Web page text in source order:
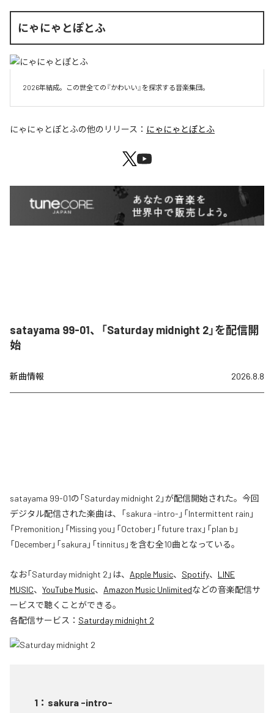
にゃにゃとぽとふ
2026年結成。この世全ての『かわいい』を探求する音楽集団。
にゃにゃとぽとふの他のリリース： にゃにゃとぽとふ
satayama 99-01、「Saturday midnight 2」を配信開
始
新曲情報 2026.8.8
satayama 99-01の「Saturday midnight 2」が配信開始された。今回
デジタル配信された楽曲は、「sakura -intro-」「Intermittent rain」
「Premonition」「Missing you」「October」「future trax」「plan b」
「December」「sakura」「tinnitus」を含む全10曲となっている。
なお「Saturday midnight 2 」は、 Apple Music、 Spotify、 LINE
MUSIC、 YouTube Music、 Amazon Music Unlimitedなどの音楽配信サ
ービスで聴くことができる。
各配信サービス： Saturday midnight 2
1 ： sakura -intro-